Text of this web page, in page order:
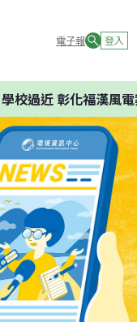
電子報 登入
過近 彰化福漢風電